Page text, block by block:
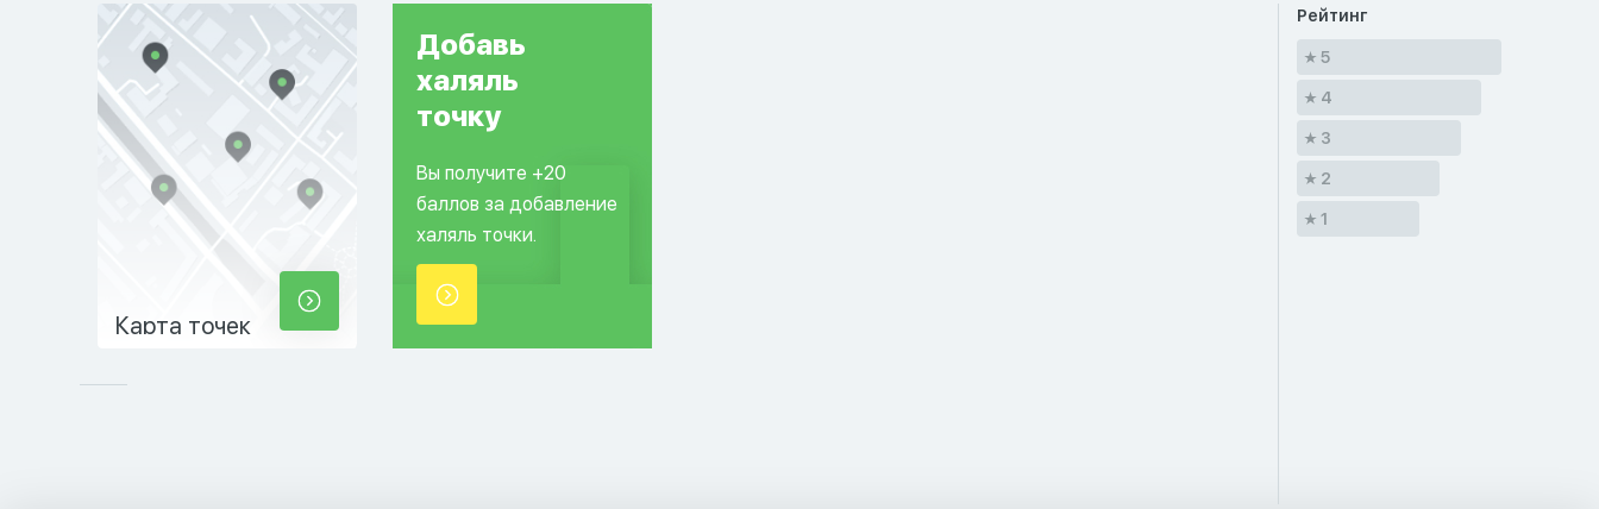
Карта точек
Добавь
халяль
точку
Вы получите +20
баллов за добавление
халяль точки.
Рейтинг
5
4
3
2
1